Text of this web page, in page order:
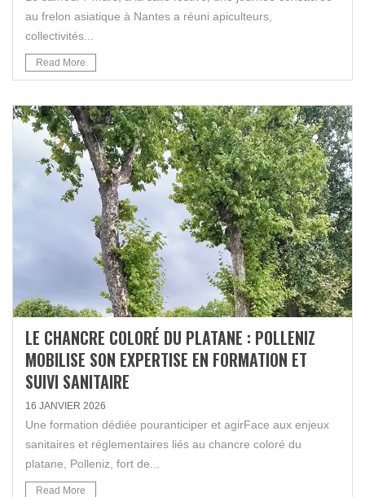
au frelon asiatique à Nantes a réuni apiculteurs,
collectivités...
Read More
LE CHANCRE COLORÉ DU PLATANE : POLLENIZ
MOBILISE SON EXPERTISE EN FORMATION ET
SUIVI SANITAIRE
16 JANVIER 2026
Une formation dédiée pouranticiper et agirFace aux enjeux
sanitaires et réglementaires liés au chancre coloré du
platane, Polleniz, fort de...
Read More